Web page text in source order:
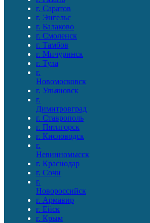
г. Саратов
г. Энгельс
г. Балаково
г. Смоленск
г. Тамбов
г. Мичуринск
г. Тула
г.
Новомосковск
г. Ульяновск
г.
Димитровград
г. Ставрополь
г. Пятигорск
г. Кисловодск
г.
Невинномысск
г. Краснодар
г. Сочи
г.
Новороссийск
г. Армавир
г. Ейск
г. Крым